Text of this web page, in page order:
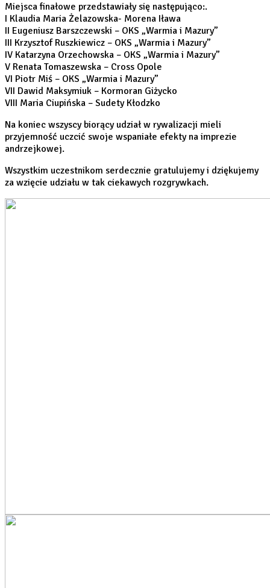
Miejsca finałowe przedstawiały się następująco:.
I Klaudia Maria Żelazowska- Morena Iława
II Eugeniusz Barszczewski – OKS „Warmia i Mazury”
III Krzysztof Ruszkiewicz – OKS „Warmia i Mazury”
IV Katarzyna Orzechowska – OKS „Warmia i Mazury”
V Renata Tomaszewska – Cross Opole
VI Piotr Miś – OKS „Warmia i Mazury”
VII Dawid Maksymiuk – Kormoran Giżycko
VIII Maria Ciupińska – Sudety Kłodzko
Na koniec wszyscy biorący udział w rywalizacji mieli
przyjemność uczcić swoje wspaniałe efekty na imprezie
andrzejkowej.
Wszystkim uczestnikom serdecznie gratulujemy i dziękujemy
za wzięcie udziału w tak ciekawych rozgrywkach.